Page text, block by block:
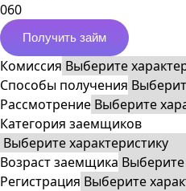
060
Получить займ
Комиссия
Способы получения
Рассмотрение
Категория заемщиков
Возраст заемщика
Регистрация